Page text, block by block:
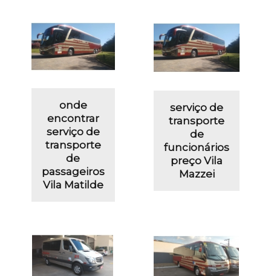
onde
encontrar
serviço de
transporte
de
passageiros
Vila Matilde
serviço de
transporte
de
funcionários
preço Vila
Mazzei